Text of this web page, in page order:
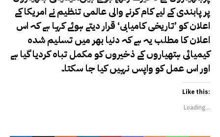
پر پابندی کے لیے کام کرنے والی عالمی تنظیم نے امریکا کے
اعلان کو ’تاریخی کامیابی‘ قرار دیتے ہوئے کہا ہے کہ اس
اعلان کا مطلب یہ ہے کہ دنیا بھر میں تسلیم شدہ
کیمیائی ہتھیاروں کے ذخیروں کو مکمل تباہ کردیا گیا ہے
اور اس عمل کو واپس نہیں کیا جا سکتا۔
Like this:
Loading...